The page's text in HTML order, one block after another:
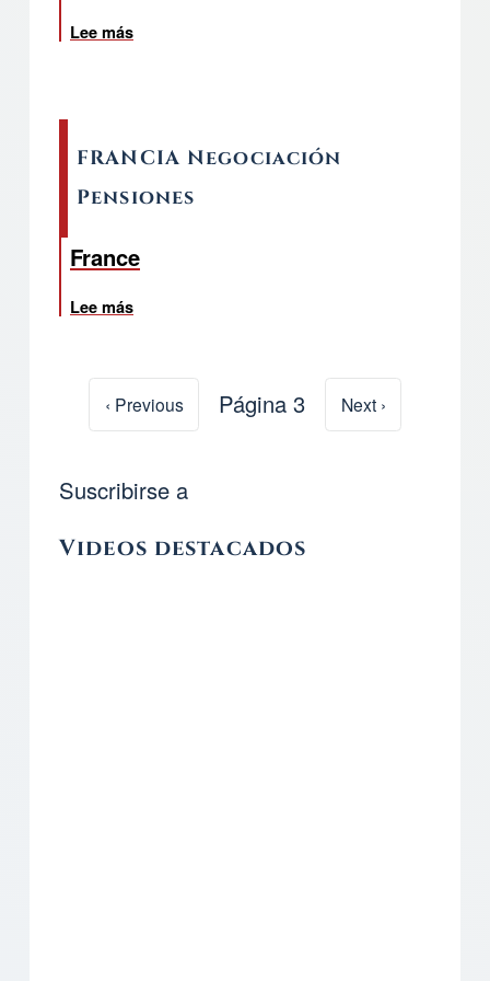
Lee más
FRANCIA Negociación
Pensiones
France
Lee más
Paginación
Página anterior
‹ Previous Página 3 Siguiente página
Next ›
Suscribirse a
Videos destacados